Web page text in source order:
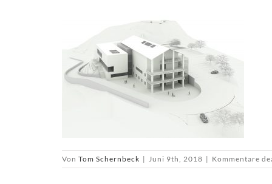
Von Tom Schernbeck | Juni 9th, 2018 | Kommentare